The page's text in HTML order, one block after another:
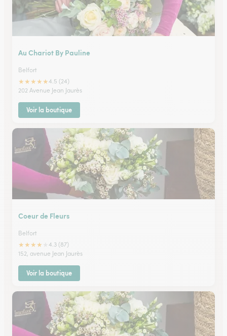
Au Chariot By Pauline
Belfort
★★★★★4.5 (24)
202 Avenue Jean Jaurès
Voir la boutique
Coeur de Fleurs
Belfort
★★★★
4.3 (87)
152, avenue Jean Jaurès
Voir la boutique